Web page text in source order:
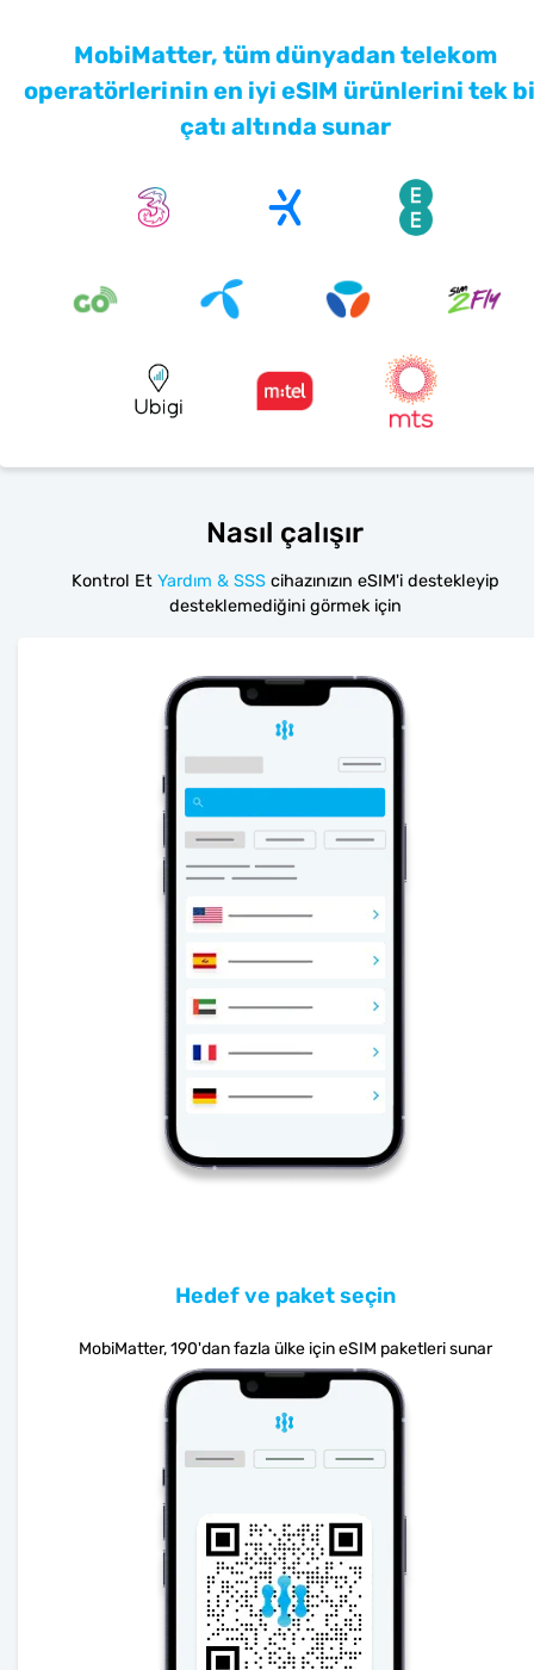
MobiMatter, tüm dünyadan telekom
operatörlerinin en iyi eSIM ürünlerini tek
çatı altında sunar
Nasıl çalışır
Kontrol Et Yardım & SSS cihazınızın eSIM'i destekleyip
desteklemediğini görmek için
Hedef ve paket seçin
MobiMatter, 190'dan fazla ülke için eSIM paketleri sunar